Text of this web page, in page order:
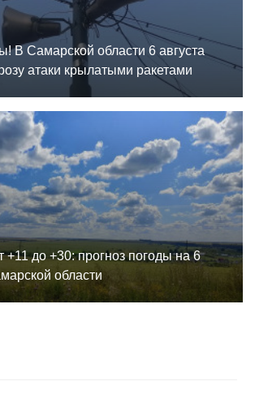
В Самарской области 6 августа
атаки крылатыми ракетами
+11 до +30: прогноз погоды на 6
области